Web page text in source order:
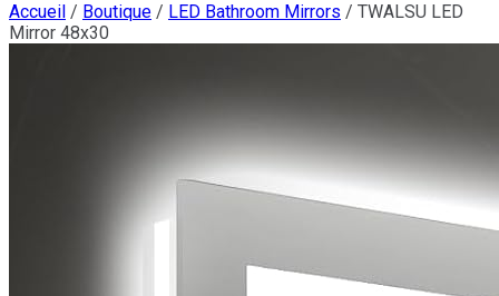
Accueil / Boutique / LED Bathroom Mirrors / TWALSU LED
Mirror 48x30